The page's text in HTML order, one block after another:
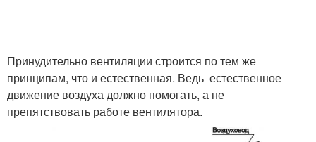
Принудительно вентиляции строится по тем же
принципам, что и естественная. Ведь естественное
движение воздуха должно помогать, а не
препятствовать работе вентилятора.